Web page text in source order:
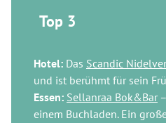
Top 3
Hotel: Das Scandic
und ist berühmt für sein
Essen: Sellanraa Bok&Bar
einem Buchladen. Ein